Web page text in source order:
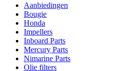
Aanbiedingen
Bougie
Honda
Impellers
Inboard Parts
Mercury Parts
Nimarine Parts
Olie filters